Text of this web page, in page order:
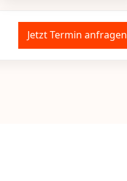
Jetzt Termin anfragen